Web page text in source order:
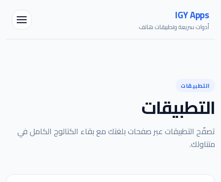
IGY Apps
أدوات سريعة وتطبيقات هاتف
التطبيقات
التطبيقات
تصفّح التطبيقات عبر صفحات بلغتك مع بقاء الكتالوج الكامل في
متناولك.
مساعد IGY
متصل — اسألني أي شيء